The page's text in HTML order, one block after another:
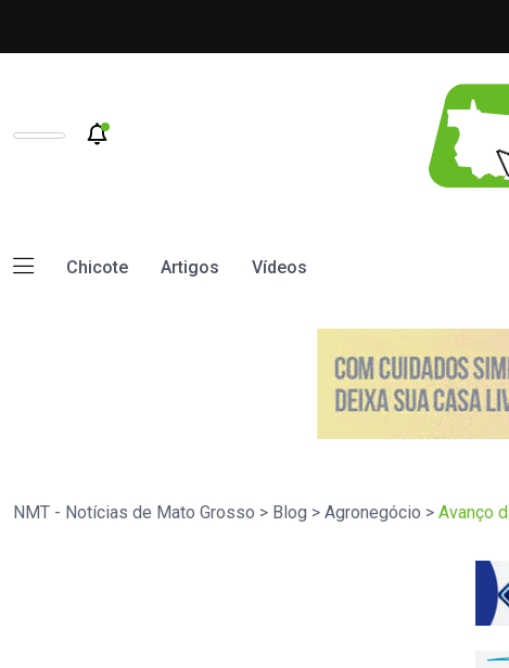
Chicote Artigos Vídeos
NMT - Notícias de Mato Grosso > Blog > Agronegócio > Avanço